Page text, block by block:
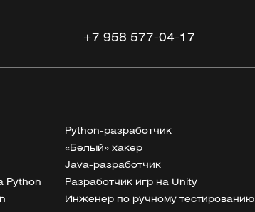
+7 958 577-04-17
Python-разработчик
«Белый» хакер
Java-разработчик
Python Разработчик игр на Unity
Инженер по ручному тестированию